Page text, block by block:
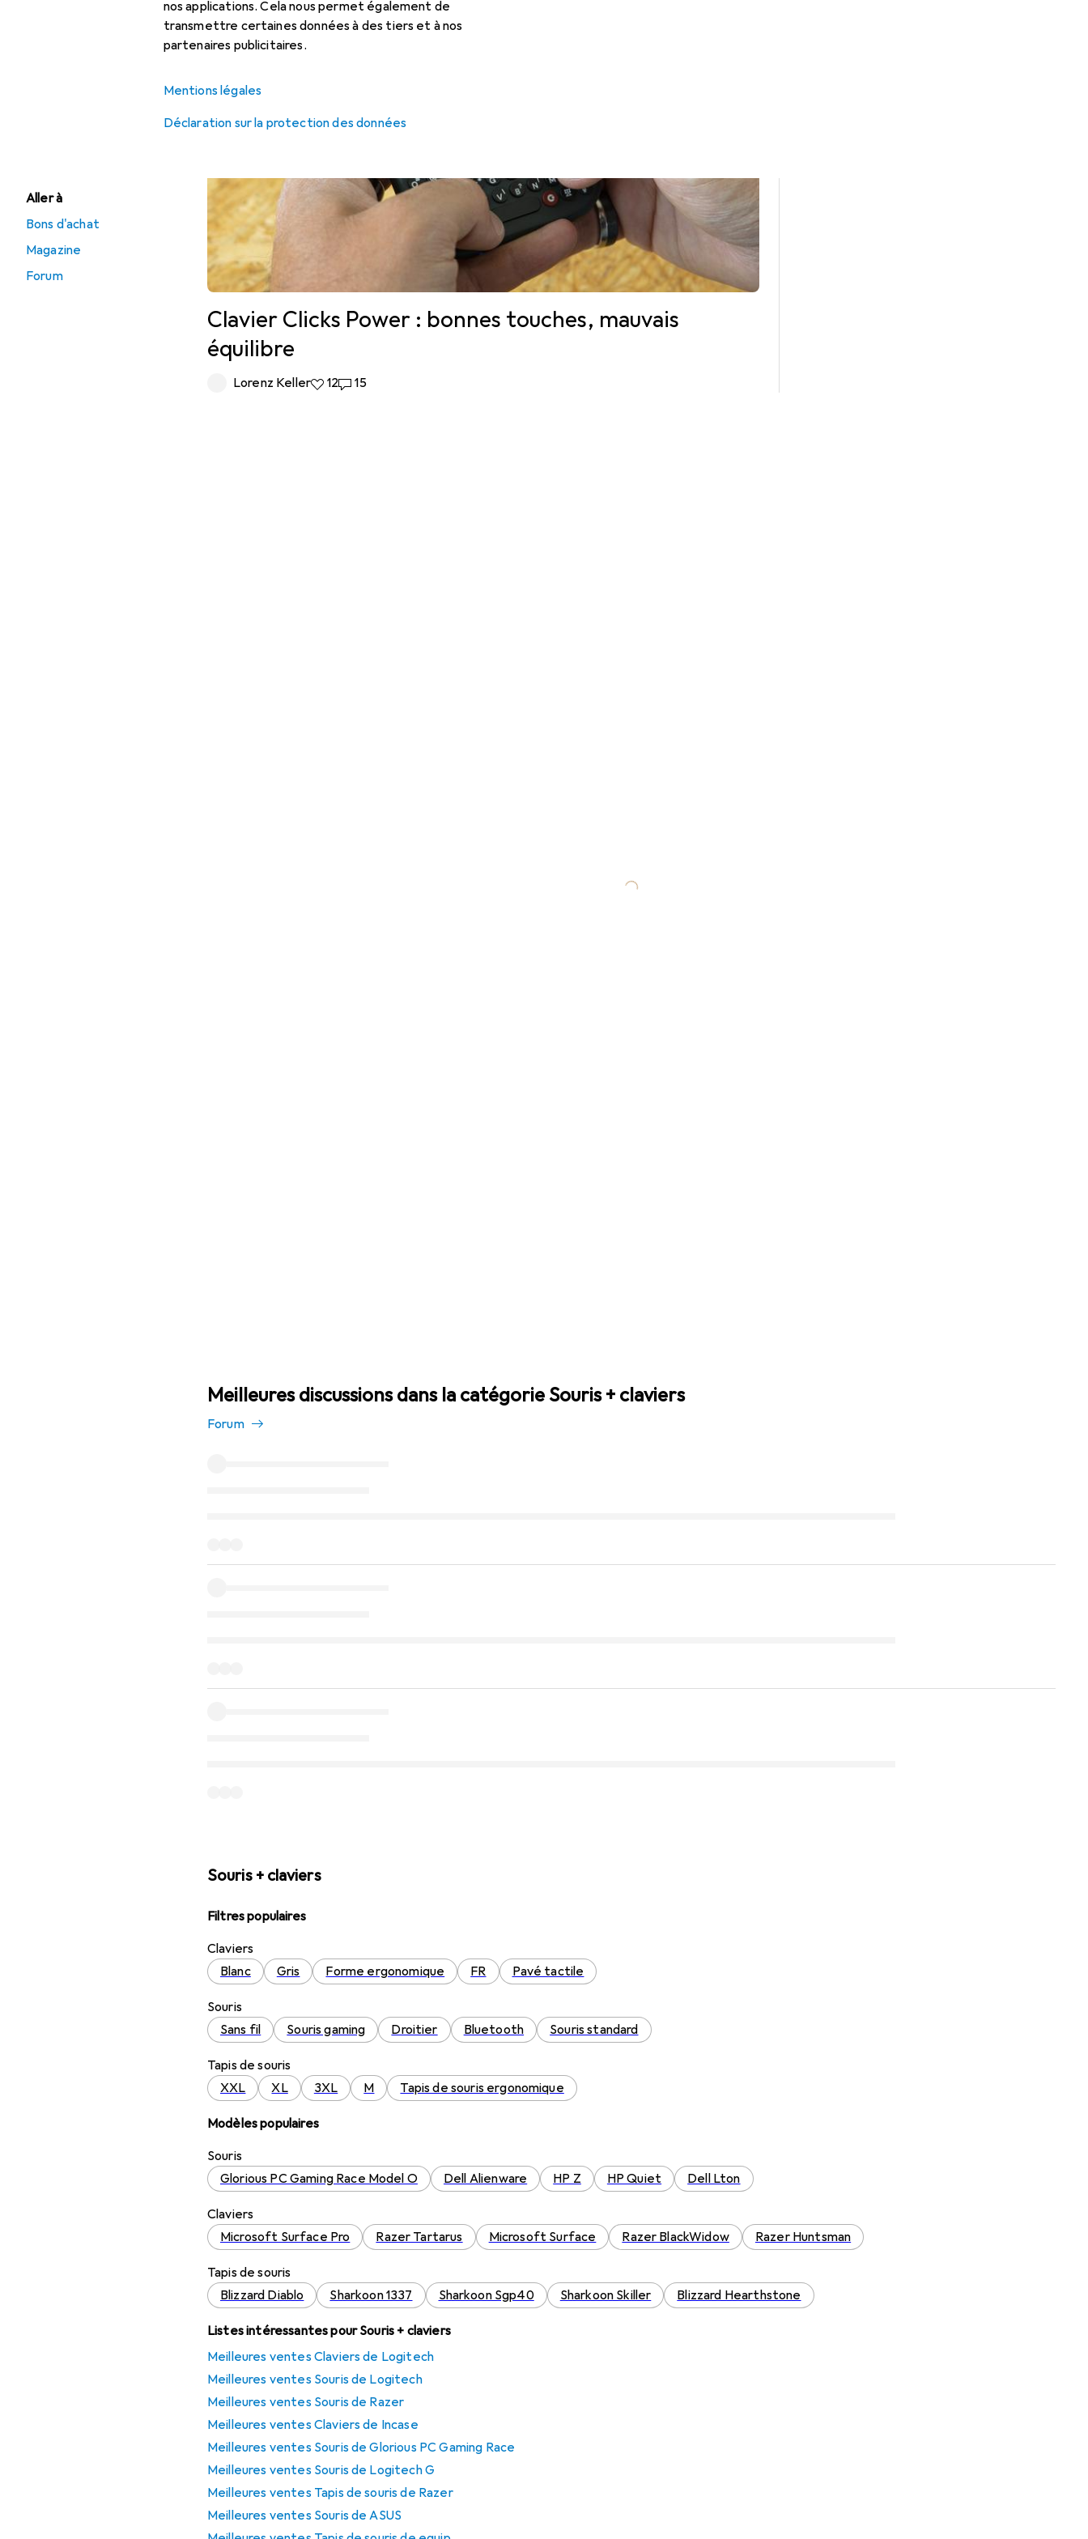
nos applications. Cela nous permet également de
transmettre certaines données à des tiers et à nos
partenaires publicitaires.
Mentions légales
Déclaration sur la protection des données
Aller à
Bons d'achat
Magazine
Forum
Clavier Clicks Power : bonnes touches, mauvais
équilibre
Lorenz Keller12 likes
1215 commentaires
15
Meilleures discussions dans la catégorie Souris + claviers
Forum
Souris + claviers
Filtres populaires
Claviers
Blanc
Gris Forme ergonomique FR Pavé tactile
Souris
Sans fil
Souris gaming Droitier Bluetooth Souris standard
Tapis de souris
XXL
XL 3XL M Tapis de souris ergonomique
Modèles populaires
Souris
Glorious PC Gaming Race Model O
Dell Alienware HP Z HP Quiet Dell Lton
Claviers
Microsoft Surface Pro
Razer Tartarus Microsoft Surface Razer BlackWidow Razer Huntsman
Tapis de souris
Blizzard Diablo
Sharkoon 1337 Sharkoon Sgp40 Sharkoon Skiller Blizzard Hearthstone
Listes intéressantes pour Souris + claviers
Meilleures ventes Claviers de Logitech
Meilleures ventes Souris de Logitech
Meilleures ventes Souris de Razer
Meilleures ventes Claviers de Incase
Meilleures ventes Souris de Glorious PC Gaming Race
Meilleures ventes Souris de Logitech G
Meilleures ventes Tapis de souris de Razer
Meilleures ventes Souris de ASUS